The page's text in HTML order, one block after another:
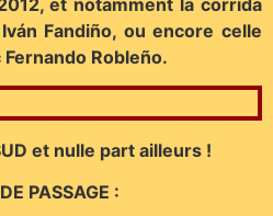
et notamment la corrida
Fandiño, ou encore celle
Robleño.
et nulle part ailleurs !
PASSAGE :